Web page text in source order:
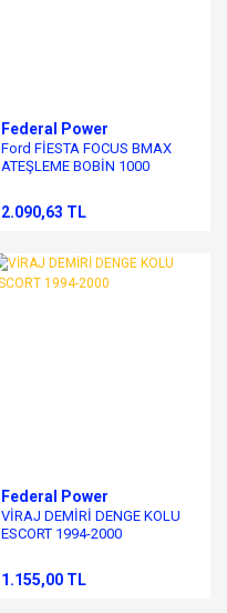
Federal Power
Ford FİESTA FOCUS BMAX
ATEŞLEME BOBİN 1000
2.090,63 TL
Federal Power
VİRAJ DEMİRİ DENGE KOLU
ESCORT 1994-2000
1.155,00 TL